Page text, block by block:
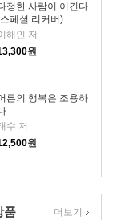
정한 사람이 이긴다
페셜 리커버)
해인 저
원
른의 행복은 조용하
수 저
원
품 더보기